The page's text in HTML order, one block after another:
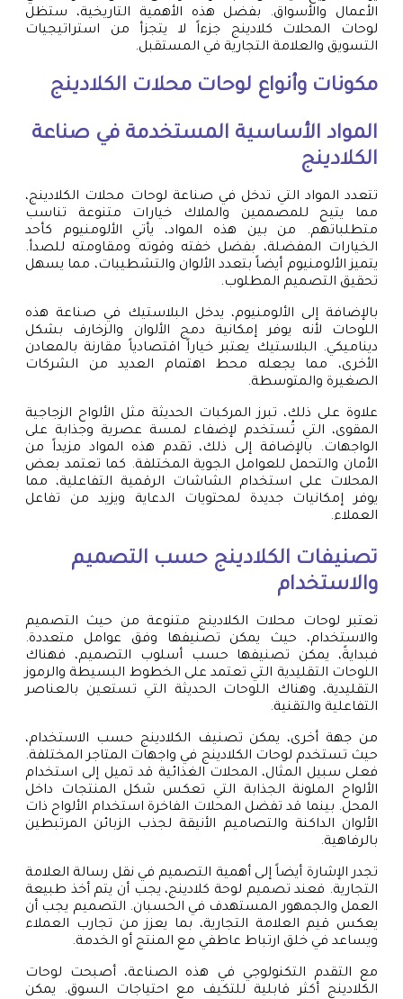
الأعمال والأسواق. بفضل هذه الأهمية التاريخية، ستظل
لوحات المحلات كلادينج جزءاً لا يتجزأ من استراتيجيات
التسويق والعلامة التجارية في المستقبل.
مكونات وأنواع لوحات محلات الكلادينج
المواد الأساسية المستخدمة في صناعة
الكلادينج
تتعدد المواد التي تدخل في صناعة لوحات محلات الكلادينج،
مما يتيح للمصممين والملاك خيارات متنوعة تناسب
متطلباتهم. من بين هذه المواد، يأتي الألومنيوم كأحد
الخيارات المفضلة، بفضل خفته وقوته ومقاومته للصدأ.
يتميز الألومنيوم أيضاً بتعدد الألوان والتشطيبات، مما يسهل
تحقيق التصميم المطلوب.
بالإضافة إلى الألومنيوم، يدخل البلاستيك في صناعة هذه
اللوحات لأنه يوفر إمكانية دمج الألوان والزخارف بشكل
ديناميكي. البلاستيك يعتبر خياراً اقتصادياً مقارنة بالمعادن
الأخرى، مما يجعله محط اهتمام العديد من الشركات
الصغيرة والمتوسطة.
علاوة على ذلك، تبرز المركبات الحديثة مثل الألواح الزجاجية
المقوى، التي تُستخدم لإضفاء لمسة عصرية وجذابة على
الواجهات. بالإضافة إلى ذلك، تقدم هذه المواد مزيداً من
الأمان والتحمل للعوامل الجوية المختلفة. كما تعتمد بعض
المحلات على استخدام الشاشات الرقمية التفاعلية، مما
يوفر إمكانيات جديدة لمحتويات الدعاية ويزيد من تفاعل
العملاء.
تصنيفات الكلادينج حسب التصميم
والاستخدام
تعتبر لوحات محلات الكلادينج متنوعة من حيث التصميم
والاستخدام، حيث يمكن تصنيفها وفق عوامل متعددة.
فبدايةً، يمكن تصنيفها حسب أسلوب التصميم، فهناك
اللوحات التقليدية التي تعتمد على الخطوط البسيطة والرموز
التقليدية، وهناك اللوحات الحديثة التي تستعين بالعناصر
التفاعلية والتقنية.
من جهة أخرى، يمكن تصنيف الكلادينج حسب الاستخدام،
حيث تستخدم لوحات الكلادينج في واجهات المتاجر المختلفة.
فعلى سبيل المثال، المحلات الغذائية قد تميل إلى استخدام
الألواح الملونة الجذابة التي تعكس شكل المنتجات داخل
المحل. بينما قد تفضل المحلات الفاخرة استخدام الألواح ذات
الألوان الداكنة والتصاميم الأنيقة لجذب الزبائن المرتبطين
بالرفاهية.
تجدر الإشارة أيضاً إلى أهمية التصميم في نقل رسالة العلامة
التجارية. فعند تصميم لوحة كلادينج، يجب أن يتم أخذ طبيعة
العمل والجمهور المستهدف في الحسبان. التصميم يجب أن
يعكس قيم العلامة التجارية، بما يعزز من تجارب العملاء
ويساعد في خلق ارتباط عاطفي مع المنتج أو الخدمة.
مع التقدم التكنولوجي في هذه الصناعة، أصبحت لوحات
الكلادينج أكثر قابلية للتكيف مع احتياجات السوق. يمكن